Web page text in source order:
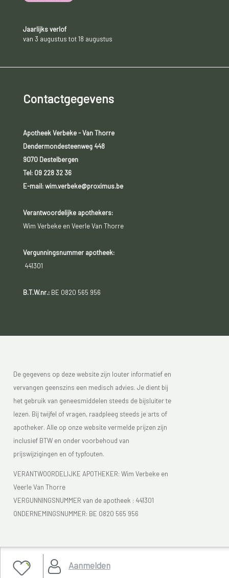
Aanmelden
Jaarlijks verlof
van 3 augustus tot 18 augustus
Contactgegevens
Apotheek Verbeke - Van Thorre
Dendermondesteenweg 448
9070 Destelbergen
Tel: 09 228 32 36
E-mail: wim.verbeke@proximus.be
Verantwoordelijke apothekers:
Wim Verbeke en Veerle Van Thorre
Vergunningsnummer apotheek:
441301
B.T.W.nr.:BE 0820 565 956
De gegevens op deze website zijn louter informatief en
vervangen geenszins een medisch advies. Je dient bij
het gebruik van geneesmiddelen steeds de bijsluiter te
lezen. Bij twijfel of vragen, raadpleeg steeds je arts of
apotheker. Alle op onze website vermelde prijzen zijn
inclusief BTW en onder voorbehoud van
prijswijzigingen en of typfouten.
VERANTWOORDELIJKE APOTHEKER: Wim Verbeke en
Veerle Van Thorre
VERGUNNINGSNUMMER van de apotheek : 441301
ONDERNEMINGSNUMMER: BE 0820 565 956
Je vindt Apotheek Verbeke - Van Thorre in de FAGG lijst
van de apotheken die vergund zijn. Het FAGG